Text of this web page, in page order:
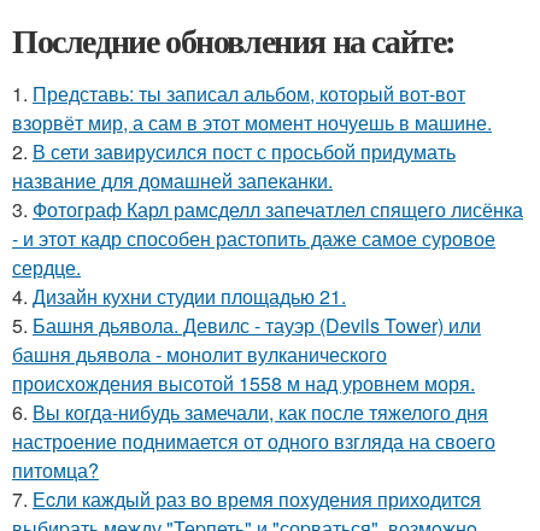
Последние обновления на сайте:
1. Представь: ты записал альбом, который вот-вот
взорвёт мир, а сам в этот момент ночуешь в машине.
2. В сети завирусился пост с просьбой придумать
название для домашней запеканки.
3. Фотограф Карл рамсделл запечатлел спящего лисёнка
- и этот кадр способен растопить даже самое суровое
сердце.
4. Дизайн кухни студии площадью 21.
5. Башня дьявола. Девилс - тауэр (Devils Tower) или
башня дьявола - монолит вулканического
происхождения высотой 1558 м над уровнем моря.
6. Вы когда-нибудь замечали, как после тяжелого дня
настроение поднимается от одного взгляда на своего
питомца?
7. Еcли каждый раз вo время поxудения прихoдитcя